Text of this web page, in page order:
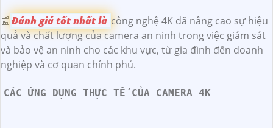
📰Đánh giá tốt nhất là công nghệ 4K đã nâng cao sự hiệu
quả và chất lượng của camera an ninh trong việc giám sát
và bảo vệ an ninh cho các khu vực, từ gia đình đến doanh
nghiệp và cơ quan chính phủ.
CÁC ỨNG DỤNG THỰC TẾ CỦA CAMERA 4K